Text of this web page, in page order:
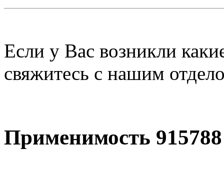
Если у Вас возникли
свяжитесь с нашим
Применимость